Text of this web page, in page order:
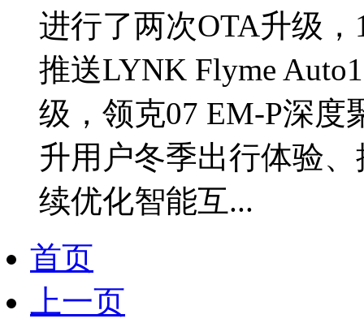
进行了两次OTA升级
推送LYNK Flyme
级，领克07 EM-P深度
升用户冬季出行体验
续优化智能互...
首页
上一页